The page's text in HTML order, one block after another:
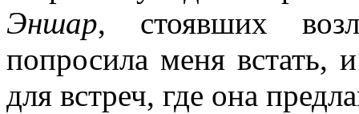
Эншар, стоявших
попросила меня встать,
для встреч, где она